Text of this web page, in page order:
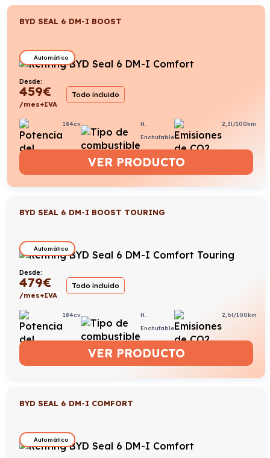
BYD SEAL 6 DM-I BOOST
Automático
Desde:
459€
/mes+IVA
Todo incluido
184cv
H.
Enchufable
2,3l/100km
VER PRODUCTO
BYD SEAL 6 DM-I BOOST TOURING
Automático
Desde:
479€
/mes+IVA
Todo incluido
184cv
H.
Enchufable
2,6l/100km
VER PRODUCTO
BYD SEAL 6 DM-I COMFORT
Automático